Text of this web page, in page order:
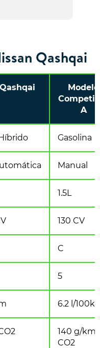
Qashqai
Modelo
A
Gasolina
Manual
1.5L
130 CV
C
5
6.2 l/
140 g/km
CO2